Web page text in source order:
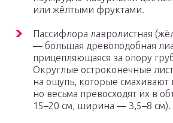
или жёлтыми фруктами.
Пассифлора лавролистная
— большая древоподобная
прицепляющаяся за опору
Округлые остроконечные
на ощупь, которые смахивают
но весьма превосходят их в
15–20 см, ширина — 3,5–8 см).